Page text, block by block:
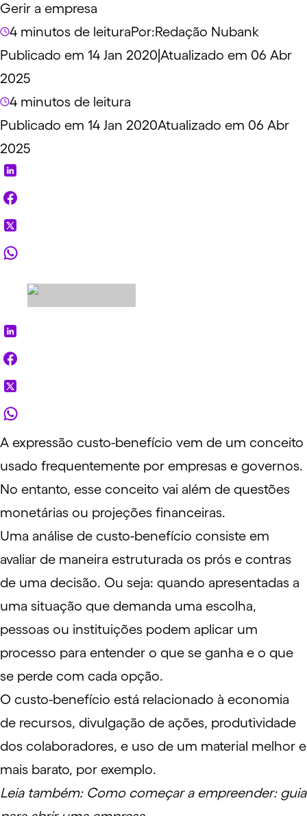
Gerir a empresa
4 minutos de leituraPor:Redação Nubank
Publicado em 14 Jan 2020 Atualizado em 06 Abr
2025
4 minutos de leitura
Publicado em 14 Jan 2020Atualizado em 06 Abr
2025
A expressão custo-benefício vem de um conceito
usado frequentemente por empresas e governos.
No entanto, esse conceito vai além de questões
monetárias ou projeções financeiras.
Uma análise de custo-benefício consiste em
avaliar de maneira estruturada os prós e contras
de uma decisão. Ou seja: quando apresentadas a
uma situação que demanda uma escolha,
pessoas ou instituições podem aplicar um
processo para entender o que se ganha e o que
se perde com cada opção.
O custo-benefício está relacionado à economia
de recursos, divulgação de ações, produtividade
dos colaboradores, e uso de um material melhor e
mais barato, por exemplo.
Leia também: Como começar a empreender: guia